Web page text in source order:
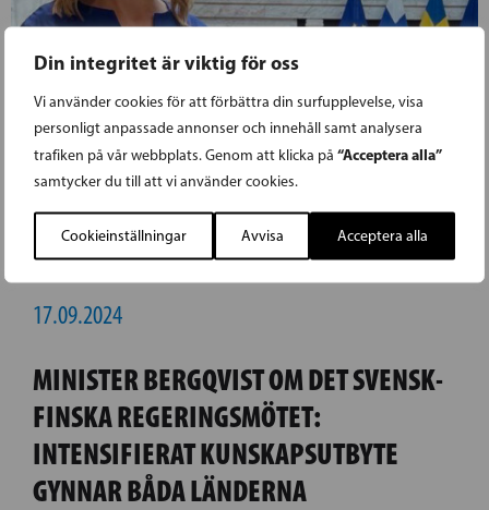
Din integritet är viktig för oss
Vi använder cookies för att förbättra din surfupplevelse, visa
personligt anpassade annonser och innehåll samt analysera
trafiken på vår webbplats. Genom att klicka på “Acceptera alla”
samtycker du till att vi använder cookies.
Cookieinställningar Avvisa Acceptera alla
17.09.2024
MINISTER BERGQVIST OM DET SVENSK-
FINSKA REGERINGSMÖTET:
INTENSIFIERAT KUNSKAPSUTBYTE
GYNNAR BÅDA LÄNDERNA